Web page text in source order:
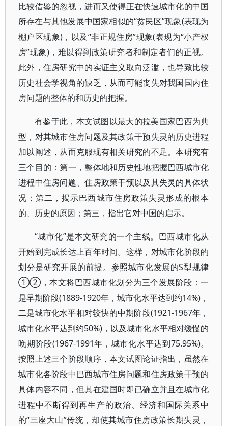
比较借鉴的忽视，进而又使得正在快速城市化的中国
所存在与其他发展中国家相似的“贫民区”现象(表现为
棚户区现象)，以及“非正规住房”现象(表现为“小产权
房”现象)，难以得到政策研究者和制定者们的正视。
此外，住房研究中的实证主义取向泛滥，也导致比较
历史社会学视角的缺乏，从而可能丧失对我国国内住
房问题的整体的和历史的把握。
有鉴于此，本文试图以最大的拉美国家巴西为典
型，对其城市住房问题及其政策干预失灵的历史进程
加以阐述，从而克服现有相关研究的不足。本研究有
三个目的：第一，整体地和历史性地把握巴西城市化
进程中住房问题、住房政策干预以及其失灵的具体状
况；第二，揭示巴西城市住房政策失灵形成的根本
的、历史的原因；第三，指出它对中国的启示。
“城市化”是本文研究的一个主线。巴西城市化从
开始到完成长达上百年时间。这样，对城市化阶段的
划分是研究开展的前提。参照城市化发展的S型规律
①②，本文将巴西城市化划分为三个发展阶段：一
是早期阶段(1889-1920年，城市化水平达到约14%)，
二是城市化水平相对较快的中期阶段(1921-1967年，
城市化水平达到约50%)，以及城市化水平相对缓慢的
晚期阶段(1967-1991年，城市化水平达到75.95%)。
按照上述三个阶段顺序，本文试图论证指出，虽然在
城市化各阶段中巴西城市住房问题和住房政策干预的
具体内容不同，但其在建国时即已确立并且在城市化
进程中不断得到再生产的政治、经济和国际关系中
的“三座大山”传统，却使其城市住房政策长期失灵，